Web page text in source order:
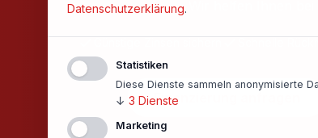
Finanzierung anfragen
Datenschutzerklärung.
Statistiken
Diese Dienste sammeln anonymisierte
↓ 3 Dienste
Marketing